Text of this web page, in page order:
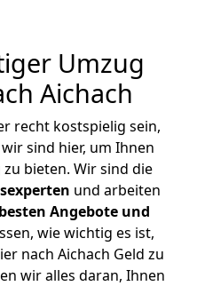
Umzug
Aichach
recht kostspielig sein,
sind hier, um Ihnen
zu bieten. Wir sind die
und arbeiten
Angebote und
wie wichtig es ist,
nach Aichach Geld zu
wir alles daran, Ihnen